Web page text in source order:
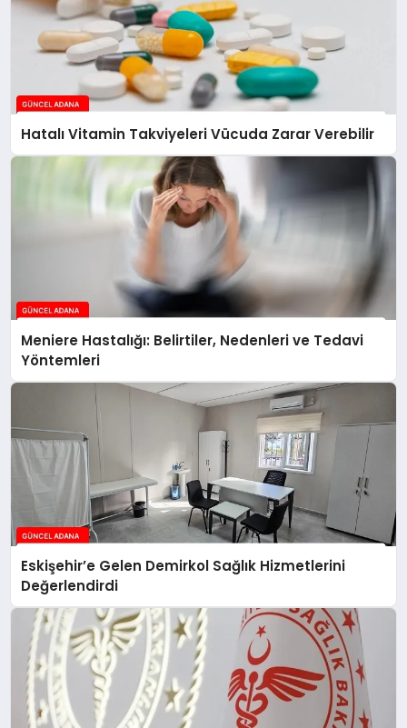
Hatalı Vitamin Takviyeleri Vücuda Zarar Verebilir
Meniere Hastalığı: Belirtiler, Nedenleri ve Tedavi
Yöntemleri
Eskişehir’e Gelen Demirkol Sağlık Hizmetlerini
Değerlendirdi